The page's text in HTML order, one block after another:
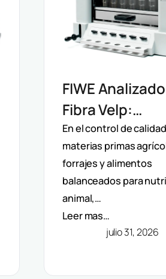
FIWE
Fibra Velp:
Determinación
Fibra Bruta,
ADF En
Piensos
En el control de
materias primas
forrajes y alimentos
balanceados para
animal,…
Leer mas…
julio 31, 2026